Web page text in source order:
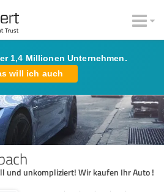
1,4 Millionen Unternehmen.
will ich auch
und unkompliziert! Wir kaufen Ihr Auto !